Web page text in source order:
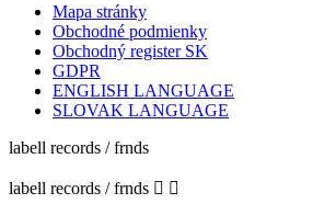
Mapa stránky
Obchodné podmienky
Obchodný register SK
GDPR
ENGLISH LANGUAGE
SLOVAK LANGUAGE
labell records / frnds
labell records / frnds  